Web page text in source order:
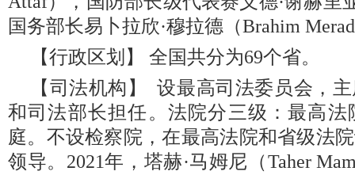
国务部长易卜拉欣·穆拉德（Brahim
【行政区划】 全国共分为69个省。
【司法机构】 设最高司法委员会，
和司法部长担任。法院分三级：最高
庭。不设检察院，在最高法院和省级法
领导。2021年，塔赫·马姆尼（Taher